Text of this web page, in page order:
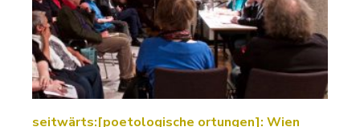
seitwärts:[poetologische ortungen]: Wien